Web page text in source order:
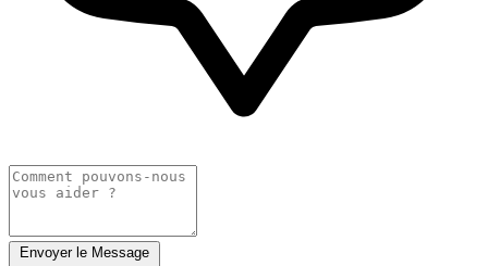
Envoyer le Message